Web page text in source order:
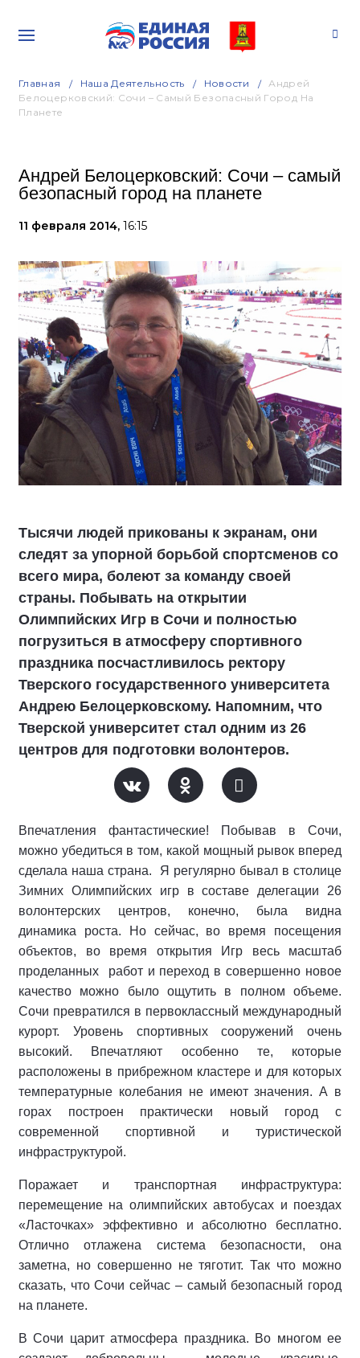
Главная Наша Деятельность Новости
Андрей
Белоцерковский: Сочи – Самый Безопасный Город На
Планете
Андрей Белоцерковский: Сочи – самый
безопасный город на планете
11 февраля 2014, 16:15
Тысячи людей прикованы к экранам, они
следят за упорной борьбой спортсменов со
всего мира, болеют за команду своей
страны. Побывать на открытии
Олимпийских Игр в Сочи и полностью
погрузиться в атмосферу спортивного
праздника посчастливилось ректору
Тверского государственного университета
Андрею Белоцерковскому. Напомним, что
Тверской университет стал одним из 26
центров для подготовки волонтеров.
Впечатления фантастические! Побывав в Сочи,
можно убедиться в том, какой мощный рывок вперед
сделала наша страна. Я регулярно бывал в столице
Зимних Олимпийских игр в составе делегации 26
волонтерских центров, конечно, была видна
динамика роста. Но сейчас, во время посещения
объектов, во время открытия Игр весь масштаб
проделанных работ и переход в совершенно новое
качество можно было ощутить в полном объеме.
Сочи превратился в первоклассный международный
курорт. Уровень спортивных сооружений очень
высокий. Впечатляют особенно те, которые
расположены в прибрежном кластере и для которых
температурные колебания не имеют значения. А в
горах построен практически новый город с
современной спортивной и туристической
инфраструктурой.
Поражает и транспортная инфраструктура:
перемещение на олимпийских автобусах и поездах
«Ласточках» эффективно и абсолютно бесплатно.
Отлично отлажена система безопасности, она
заметна, но совершенно не тяготит. Так что можно
сказать, что Сочи сейчас – самый безопасный город
на планете.
В Сочи царит атмосфера праздника. Во многом ее